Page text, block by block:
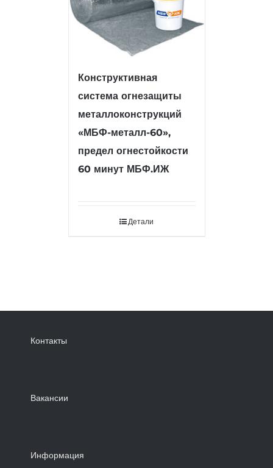
Конструктивная
система огнезащиты
металлоконструкций
«МБФ-металл-60»,
предел огнестойкости
60 минут МБФ.ИЖ
Детали
Контакты
Вакансии
Информация